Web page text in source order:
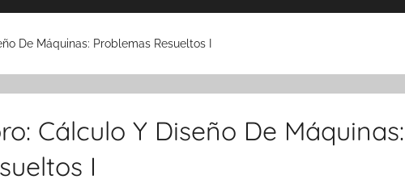
De Máquinas: Problemas Resueltos I
Cálculo Y Diseño De Máquinas:
I